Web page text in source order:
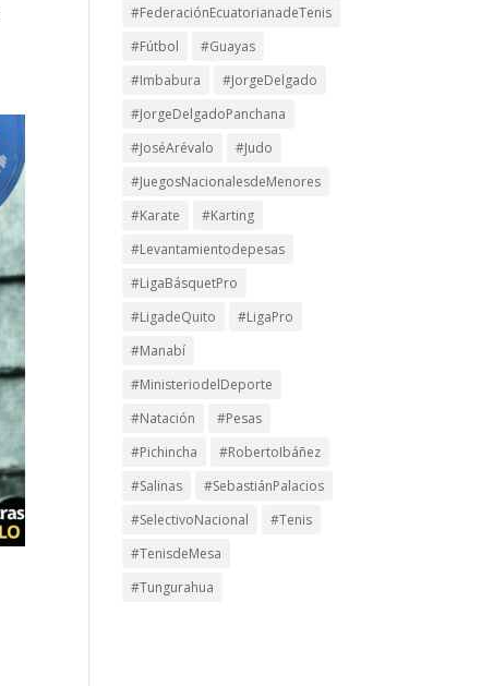
#FederaciónEcuatorianadeTenis
#Fútbol
#Guayas
#Imbabura
#JorgeDelgado
#JorgeDelgadoPanchana
#JoséArévalo
#Judo
#JuegosNacionalesdeMenores
#Karate
#Karting
#Levantamientodepesas
#LigaBásquetPro
#LigadeQuito
#LigaPro
#Manabí
#MinisteriodelDeporte
#Natación
#Pesas
#Pichincha
#RobertoIbáñez
#Salinas
#SebastiánPalacios
#SelectivoNacional
#Tenis
#TenisdeMesa
#Tungurahua